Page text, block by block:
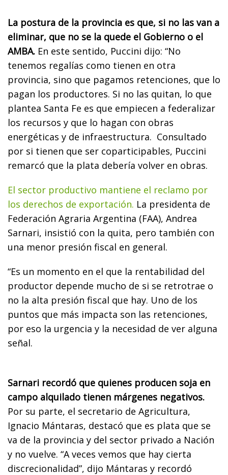
La postura de la provincia es que, si no las van a
eliminar, que no se la quede el Gobierno o el
AMBA. En este sentido, Puccini dijo: “No
tenemos regalías como tienen en otra
provincia, sino que pagamos retenciones, que lo
pagan los productores. Si no las quitan, lo que
plantea Santa Fe es que empiecen a federalizar
los recursos y que lo hagan con obras
energéticas y de infraestructura. Consultado
por si tienen que ser coparticipables, Puccini
remarcó que la plata debería volver en obras.
El sector productivo mantiene el reclamo por
los derechos de exportación. La presidenta de
Federación Agraria Argentina (FAA), Andrea
Sarnari, insistió con la quita, pero también con
una menor presión fiscal en general.
“Es un momento en el que la rentabilidad del
productor depende mucho de si se retrotrae o
no la alta presión fiscal que hay. Uno de los
puntos que más impacta son las retenciones,
por eso la urgencia y la necesidad de ver alguna
señal.
Sarnari recordó que quienes producen soja en
campo alquilado tienen márgenes negativos.
Por su parte, el secretario de Agricultura,
Ignacio Mántaras, destacó que es plata que se
va de la provincia y del sector privado a Nación
y no vuelve. “A veces vemos que hay cierta
discrecionalidad”, dijo Mántaras y recordó